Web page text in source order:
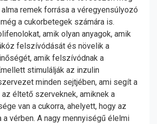
remek forrása a véregyensúlyozó
a cukorbetegek számára is.
amik olyan anyagok, amik
felszívódását és növelik a
amik felszívódnak a
stimulálják az inzulin
minden sejtjében, ami segít a
éltető szerveknek, amiknek a
van a cukorra, ahelyett, hogy az
a vérben. A nagy mennyiségű élelmi